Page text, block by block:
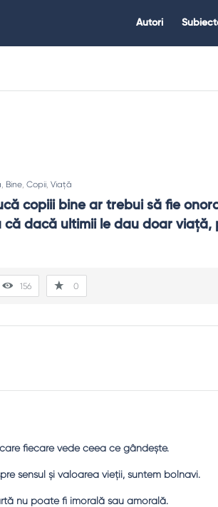
Citate.ro
Autori
Bine ,Copii ,Viață
copiii bine ar trebui să fie
că dacă ultimii le dau doar viaţă,
156 0
fiecare vede ceea ce gândeşte.
sensul şi valoarea vieţii, suntem bolnavi.
nu poate fi imorală sau amorală.